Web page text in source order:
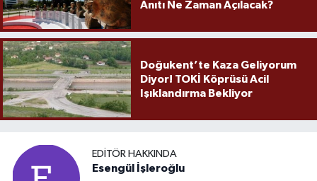
Anıtı Ne Zaman Açılacak?
Doğukent’te Kaza Geliyorum
Diyor! TOKİ Köprüsü Acil
Işıklandırma Bekliyor
EDITÖR HAKKINDA
Esengül İşleroğlu